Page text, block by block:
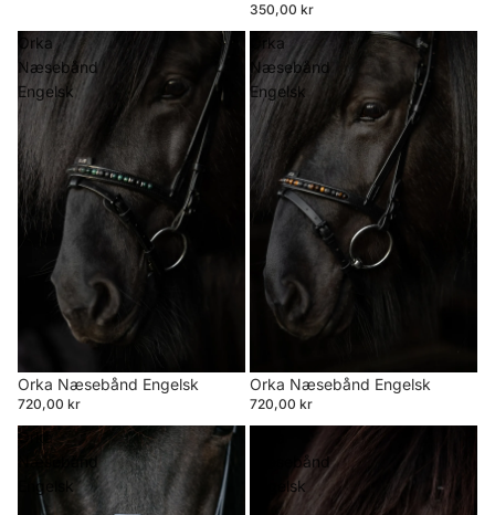
350,00 kr
Orka
Næsebånd
Engelsk
Orka Næsebånd Engelsk
720,00 kr
Orka
Næsebånd
Engelsk
Orka Næsebånd Engelsk
720,00 kr
Orka
Næsebånd
Engelsk
Næsebånd
Engelsk